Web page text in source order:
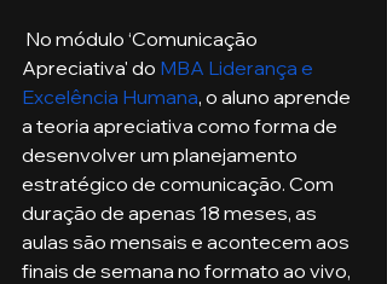
Apreciativa' do MBA Liderança e
Excelência Humana, o aluno aprende
a teoria apreciativa como forma de
desenvolver um planejamento
estratégico de comunicação. Com
duração de apenas 18 meses, as
aulas são mensais e acontecem aos
finais de semana no formato ao vivo,